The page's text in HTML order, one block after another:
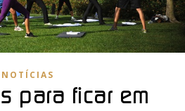
NOTÍCIAS
para ficar em